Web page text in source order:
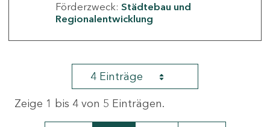
Förderzweck: Städtebau und
Regionalentwicklung
4 Einträge
Zeige 1 bis 4 von 5 Einträgen.